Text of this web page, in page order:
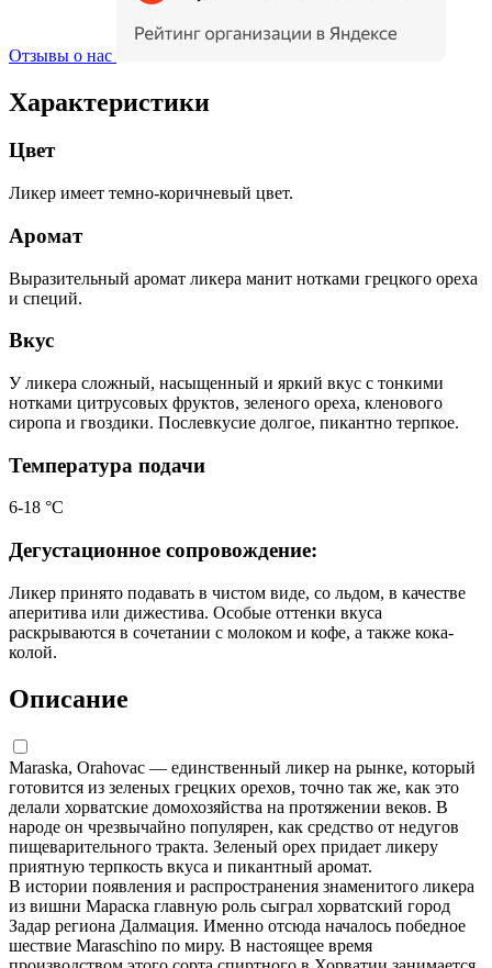
Отзывы о нас
Характеристики
Цвет
Ликер имеет темно-коричневый цвет.
Аромат
Выразительный аромат ликера манит нотками грецкого ореха
и специй.
Вкус
У ликера сложный, насыщенный и яркий вкус с тонкими
нотками цитрусовых фруктов, зеленого ореха, кленового
сиропа и гвоздики. Послевкусие долгое, пикантно терпкое.
Температура подачи
6-18 °С
Дегустационное сопровождение:
Ликер принято подавать в чистом виде, со льдом, в качестве
аперитива или дижестива. Особые оттенки вкуса
раскрываются в сочетании с молоком и кофе, а также кока-
колой.
Описание
Maraska, Orahovac — единственный ликер на рынке, который
готовится из зеленых грецких орехов, точно так же, как это
делали хорватские домохозяйства на протяжении веков. В
народе он чрезвычайно популярен, как средство от недугов
пищеварительного тракта. Зеленый орех придает ликеру
приятную терпкость вкуса и пикантный аромат.
В истории появления и распространения знаменитого ликера
из вишни Мараска главную роль сыграл хорватский город
Задар региона Далмация. Именно отсюда началось победное
шествие Maraschino по миру. В настоящее время